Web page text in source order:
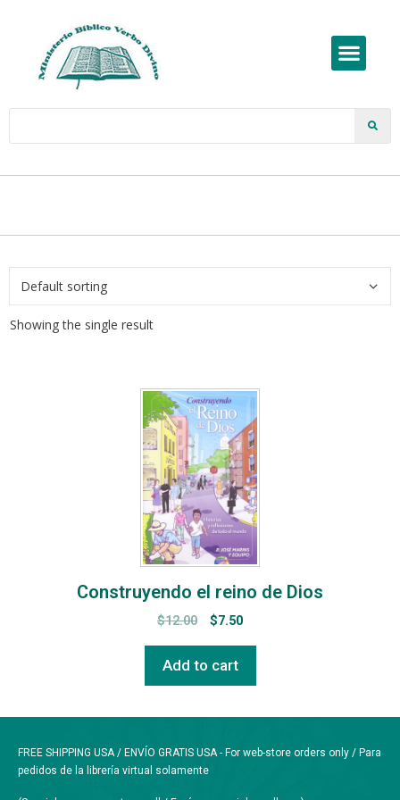
Showing the single result
Construyendo el reino de Dios
$12.00 $7.50
Add to cart
FREE SHIPPING USA / ENVÍO GRATIS USA - For web-store orders only / Para
pedidos de la librería virtual solamente